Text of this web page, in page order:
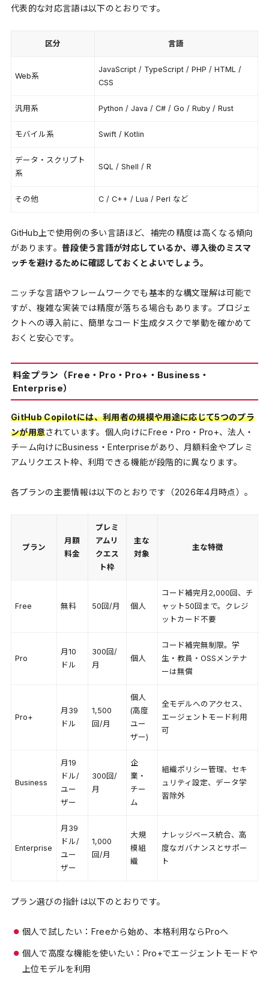
代表的な対応言語は以下のとおりです。
区分 言語
Web系
JavaScript / TypeScript / PHP / HTML /
CSS
汎用系 Python / Java / C# / Go / Ruby / Rust
モバイル系 Swift / Kotlin
データ・スクリプト
系
SQL / Shell / R
その他 C / C++ / Lua / Perl など
GitHub上で使用例の多い言語ほど、補完の精度は高くなる傾向
があります。普段使う言語が対応しているか、導入後のミスマ
ッチを避けるために確認しておくとよいでしょう。
ニッチな言語やフレームワークでも基本的な構文理解は可能で
すが、複雑な実装では精度が落ちる場合もあります。プロジェ
クトへの導入前に、簡単なコード生成タスクで挙動を確かめて
おくと安心です。
料金プラン（Free・Pro・Pro+・Business・
Enterprise）
GitHub Copilotには、利用者の規模や用途に応じて5つのプラ
ンが用意されています。個人向けにFree・Pro・Pro+、法人・
チーム向けにBusiness・Enterpriseがあり、月額料金やプレミ
アムリクエスト枠、利用できる機能が段階的に異なります。
各プランの主要情報は以下のとおりです（2026年4月時点）。
プラン
月額
料金
プレミ
アムリ
クエス
ト枠
主な
対象
主な特徴
Free 無料 50回/月 個人
コード補完月2,000回、チ
ャット50回まで。クレジ
ットカード不要
Pro
月10
ドル
300回/
月
個人
コード補完無制限。学
生・教員・OSSメンテナ
ーは無償
Pro+
月39
ドル
1,500
回/月
個人
(高度
ユー
ザー)
全モデルへのアクセス、
エージェントモード利用
可
Business
月19
ドル/
ユー
ザー
300回/
月
企
業・
チー
ム
組織ポリシー管理、セキ
ュリティ設定、データ学
習除外
Enterprise
月39
ドル/
ユー
ザー
1,000
回/月
大規
模組
織
ナレッジベース統合、高
度なガバナンスとサポー
ト
プラン選びの指針は以下のとおりです。
個人で試したい：Freeから始め、本格利用ならProへ
個人で高度な機能を使いたい：Pro+でエージェントモードや
上位モデルを利用